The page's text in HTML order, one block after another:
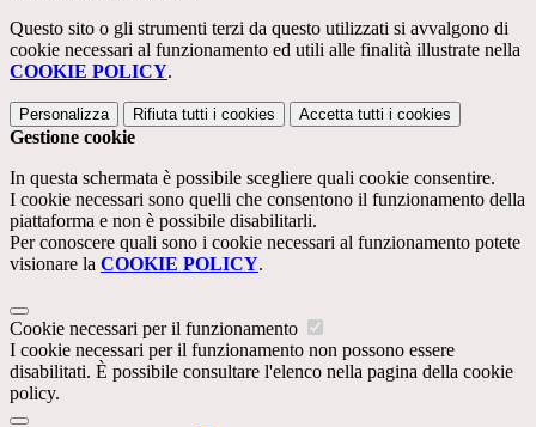
Questo sito o gli strumenti terzi da questo utilizzati si avvalgono di
cookie necessari al funzionamento ed utili alle finalità illustrate nella
COOKIE POLICY.
Personalizza Rifiuta tutti i cookies Accetta tutti i cookies
Gestione cookie
In questa schermata è possibile scegliere quali cookie consentire.
I cookie necessari sono quelli che consentono il funzionamento della
piattaforma e non è possibile disabilitarli.
Per conoscere quali sono i cookie necessari al funzionamento potete
visionare la COOKIE POLICY.
Cookie necessari per il funzionamento
I cookie necessari per il funzionamento non possono essere
disabilitati. È possibile consultare l'elenco nella pagina della cookie
policy.